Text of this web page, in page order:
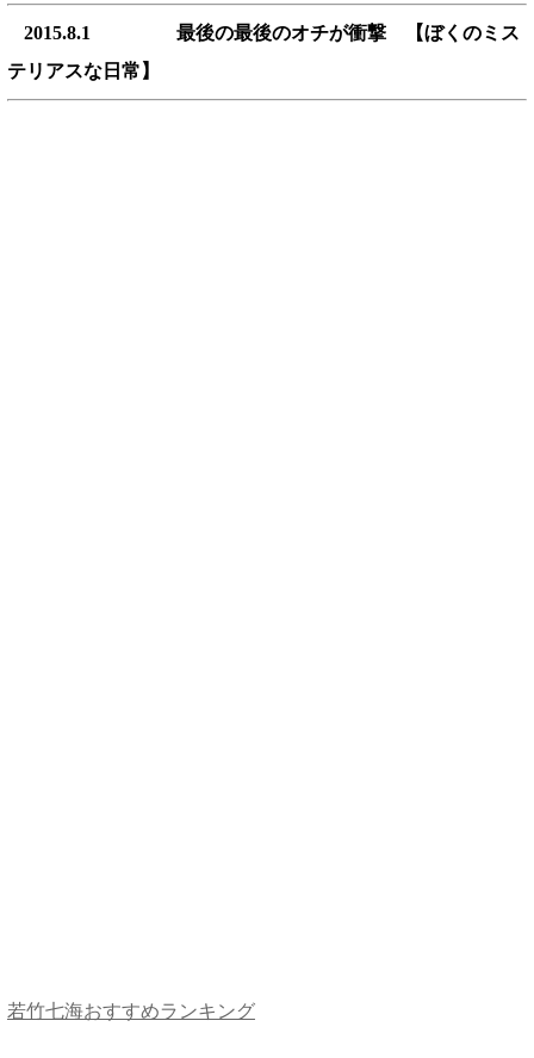
2015.8.1 最後の最後のオチが衝撃 【ぼくのミス
テリアスな日常】
若竹七海おすすめランキング